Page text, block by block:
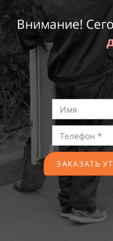
Внимание!
ЗАКАЗАТЬ